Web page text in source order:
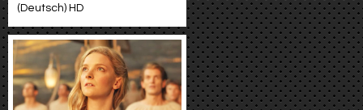
(Deutsch) HD